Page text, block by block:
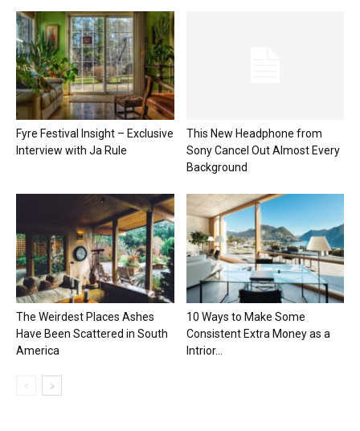
Fyre Festival Insight – Exclusive
Interview with Ja Rule
This New Headphone from
Sony Cancel Out Almost Every
Background
The Weirdest Places Ashes
Have Been Scattered in South
America
10 Ways to Make Some
Consistent Extra Money as a
Intrior...